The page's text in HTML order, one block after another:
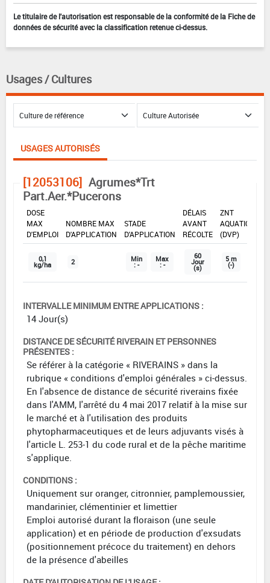
Le titulaire de l'autorisation est responsable de la conformité de la Fiche de
données de sécurité avec la classification retenue ci-dessus.
Usages / Cultures
USAGES AUTORISÉS
[12053106] Agrumes*Trt
Part.Aer.*Pucerons
DOSE
MAX
D'EMPLOI
NOMBRE MAX
D'APPLICATION
STADE
D'APPLICATION
DÉLAIS
AVANT
RÉCOLTE
ZNT
AQUATIQUE
(DVP)
0,1
kg/ha 2 Min
: -
Max
: -
60
Jour
(s)
5 m
(-)
INTERVALLE MINIMUM ENTRE APPLICATIONS :
14 Jour(s)
DISTANCE DE SÉCURITÉ RIVERAIN ET PERSONNES
PRÉSENTES :
Se référer à la catégorie « RIVERAINS » dans la
rubrique « conditions d'emploi générales » ci-dessus.
En l'absence de distance de sécurité riverains fixée
dans l'AMM, l'arrêté du 4 mai 2017 relatif à la mise sur
le marché et à l'utilisation des produits
phytopharmaceutiques et de leurs adjuvants visés à
l'article L. 253-1 du code rural et de la pêche maritime
s'applique.
CONDITIONS :
Uniquement sur oranger, citronnier, pamplemoussier,
mandarinier, clémentinier et limettier
Emploi autorisé durant la floraison (une seule
application) et en période de production d'exsudats
(positionnement précoce du traitement) en dehors
de la présence d'abeilles